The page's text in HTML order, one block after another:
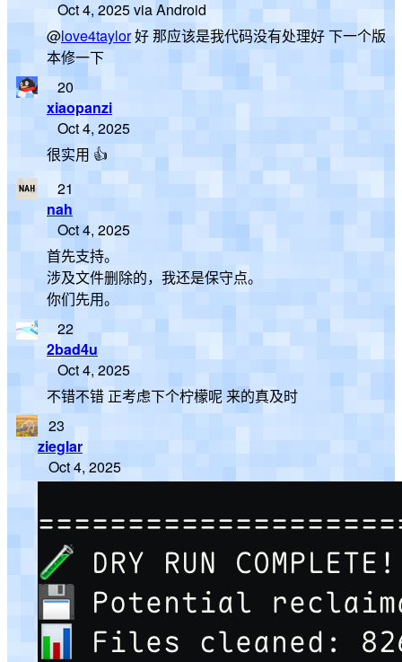
Oct 4, 2025 via Android
@love4taylor好 那应该是我代码没有处理好 下一个版
本修一下
20
xiaopanzi
Oct 4, 2025
很实用 👍
21
nah
Oct 4, 2025
首先支持。
涉及文件删除的，我还是保守点。
你们先用。
22
2bad4u
Oct 4, 2025
不错不错 正考虑下个柠檬呢 来的真及时
23
zieglar
Oct 4, 2025